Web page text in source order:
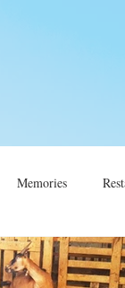
Memories
Vino Sjećanja